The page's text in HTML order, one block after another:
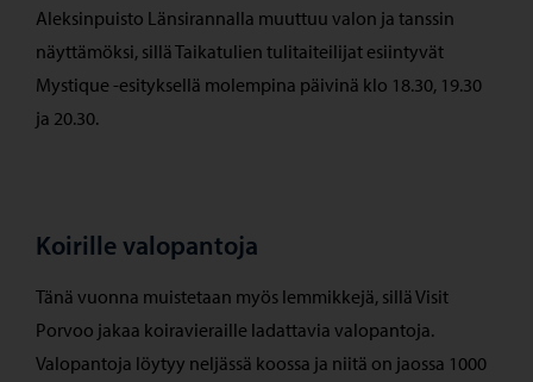
Aleksinpuisto Länsirannalla muuttuu valon ja tanssin
näyttämöksi, sillä Taikatulien tulitaiteilijat esiintyvät
Mystique -esityksellä molempina päivinä klo 18.30, 19.30
ja 20.30.
Koirille valopantoja
Tänä vuonna muistetaan myös lemmikkejä, sillä Visit
Porvoo jakaa koiravieraille ladattavia valopantoja.
Valopantoja löytyy neljässä koossa ja niitä on jaossa 1000